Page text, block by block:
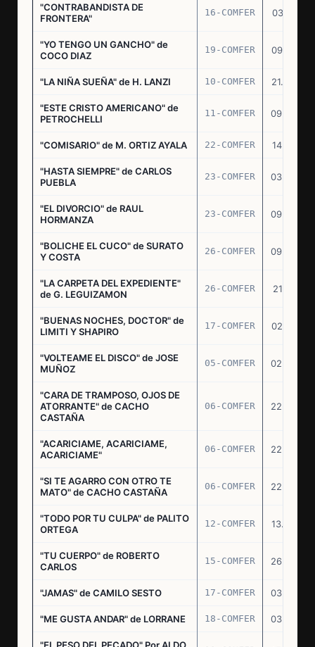
"CONTRABANDISTA DE
FRONTERA"
16-COMFER 03.12.74
"YO TENGO UN GANCHO" de
COCO DIAZ
19-COMFER 09.01.75
"LA NIÑA SUEÑA" de H. LANZI 10-COMFER 21.03.75
"ESTE CRISTO AMERICANO" de
PETROCHELLI
11-COMFER 09.04.75
"COMISARIO" de M. ORTIZ AYALA 22-COMFER 14.07.75
"HASTA SIEMPRE" de CARLOS
PUEBLA
23-COMFER 03.09.75
"EL DIVORCIO" de RAUL
HORMANZA
23-COMFER 09.09.75
"BOLICHE EL CUCO" de SURATO
Y COSTA
26-COMFER 09.09.75
"LA CARPETA DEL EXPEDIENTE"
de G. LEGUIZAMON
26-COMFER 21.10.75
"BUENAS NOCHES, DOCTOR" de
LIMITI Y SHAPIRO
17-COMFER 02.01.76
"VOLTEAME EL DISCO" de JOSE
MUÑOZ
05-COMFER 02.02.76
"CARA DE TRAMPOSO, OJOS DE
ATORRANTE" de CACHO
CASTAÑA
06-COMFER 22.04.76
"ACARICIAME, ACARICIAME,
ACARICIAME"
06-COMFER 22.04.76
"SI TE AGARRO CON OTRO TE
MATO" de CACHO CASTAÑA
06-COMFER 22.04.76
"TODO POR TU CULPA" de PALITO
ORTEGA
12-COMFER 13.05.76
"TU CUERPO" de ROBERTO
CARLOS
15-COMFER 26.05.76
"JAMAS" de CAMILO SESTO 17-COMFER 03.06.76
"ME GUSTA ANDAR" de LORRANE 18-COMFER 03.06.76